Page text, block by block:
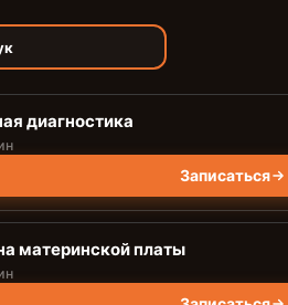
диагностика
Записаться
материнской платы